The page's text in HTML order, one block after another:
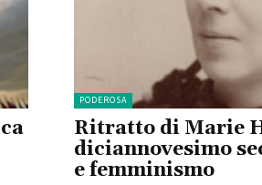
PODEROSA
Ritratto di Marie
diciannovesimo
e femminismo